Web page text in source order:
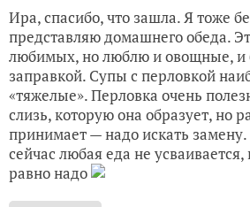
Ира, спасибо, что зашла. Я тоже
представляю домашнего обеда.
любимых, но люблю и овощные, и
заправкой. Супы с перловкой
«тяжелые». Перловка очень
слизь, которую она образует, но
принимает — надо искать замену.
сейчас любая еда не усваивается,
равно надо